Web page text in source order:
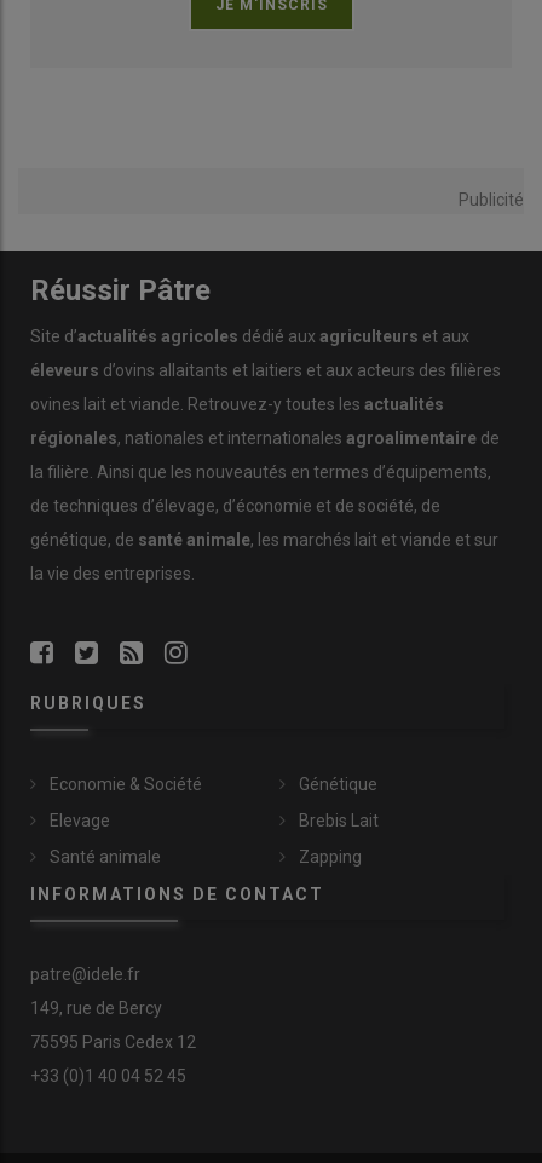
Publicité
Réussir Pâtre
Site d’actualités agricoles dédié aux agriculteurs et aux
éleveurs d’ovins allaitants et laitiers et aux acteurs des filières
ovines lait et viande. Retrouvez-y toutes les actualités
régionales, nationales et internationales agroalimentaire de
la filière. Ainsi que les nouveautés en termes d’équipements,
de techniques d’élevage, d’économie et de société, de
génétique, de santé animale, les marchés lait et viande et sur
la vie des entreprises.
RUBRIQUES
Economie & Société
Elevage
Santé animale
Génétique
Brebis Lait
Zapping
INFORMATIONS DE CONTACT
patre@idele.fr
149, rue de Bercy
75595 Paris Cedex 12
+33 (0)1 40 04 52 45